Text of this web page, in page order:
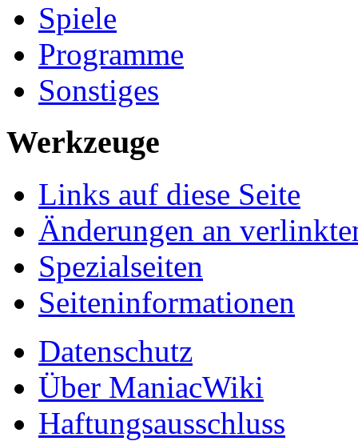
Spiele
Programme
Sonstiges
Werkzeuge
Links auf diese Seite
Änderungen an
Spezialseiten
Seiten­informationen
Datenschutz
Über ManiacWiki
Haftungsausschluss